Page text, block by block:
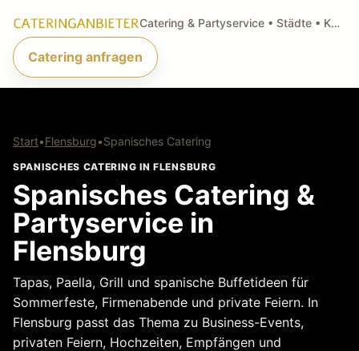
Catering & Partyservice • Städte • Küchenarten • Anfragen
Catering anfragen
Start•Flensburg•Spanisches Catering
SPANISCHES CATERING IN FLENSBURG
Spanisches Catering &
Partyservice in
Flensburg
Tapas, Paella, Grill und spanische Buffetideen für
Sommerfeste, Firmenabende und private Feiern. In
Flensburg passt das Thema zu Business-Events,
privaten Feiern, Hochzeiten, Empfängen und